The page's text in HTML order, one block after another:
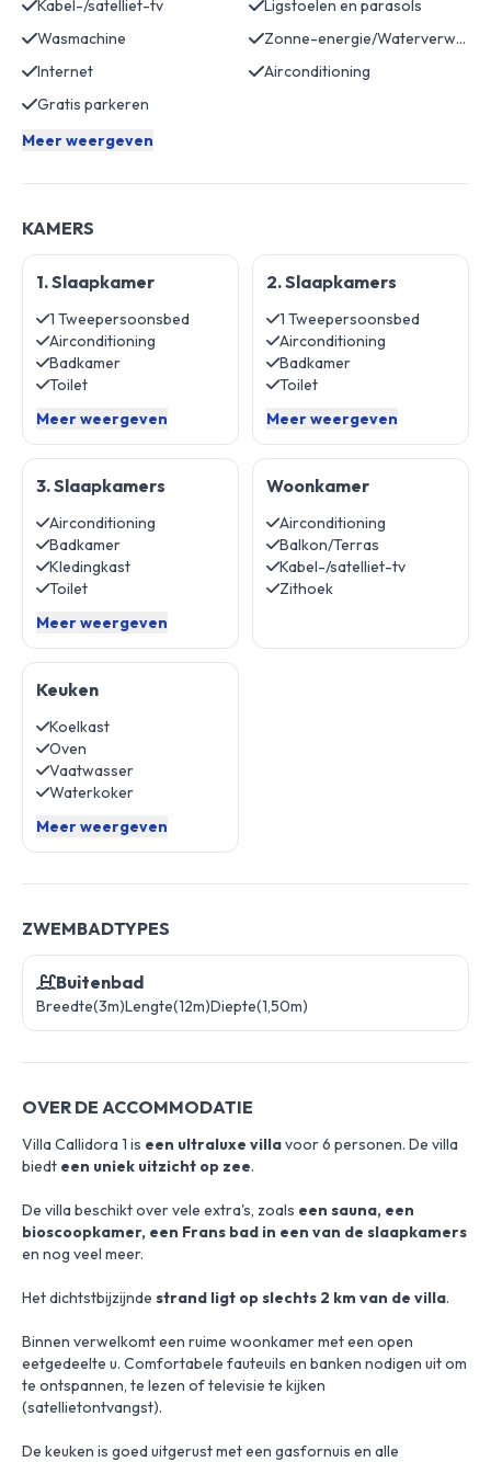
Kabel-/satelliet-tv
Ligstoelen en parasols
Wasmachine
Zonne-energie/Waterverwarming
Internet
Airconditioning
Gratis parkeren
Meer weergeven
KAMERS
1. Slaapkamer
1 Tweepersoonsbed
Airconditioning
Badkamer
Toilet
Meer weergeven
2. Slaapkamers
1 Tweepersoonsbed
Airconditioning
Badkamer
Toilet
Meer weergeven
3. Slaapkamers
Airconditioning
Badkamer
Kledingkast
Toilet
Meer weergeven
Woonkamer
Airconditioning
Balkon/Terras
Kabel-/satelliet-tv
Zithoek
Keuken
Koelkast
Oven
Vaatwasser
Waterkoker
Meer weergeven
ZWEMBADTYPES
Buitenbad
Breedte(3m)Lengte(12m)Diepte(1,50m)
OVER DE ACCOMMODATIE
Villa Callidora 1 is een ultraluxe villavoor 6 personen. De villa
biedt een uniek uitzicht op zee.
De villa beschikt over vele extra's, zoals een sauna, een
bioscoopkamer, een Frans bad in een van de slaapkamers
en nog veel meer.
Het dichtstbijzijnde strand ligt op slechts 2 km van de villa.
Binnen verwelkomt een ruime woonkamer met een open
eetgedeelte u. Comfortabele fauteuils en banken nodigen uit om
te ontspannen, te lezen of televisie te kijken
(satellietontvangst).
De keuken is goed uitgerust met een gasfornuis en alle